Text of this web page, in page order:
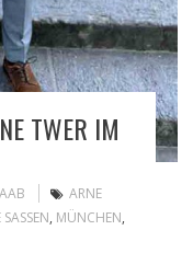
TWER IM
ARNE
, MÜNCHEN,